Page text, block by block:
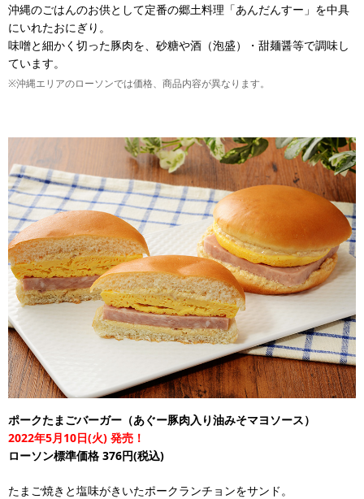
沖縄のごはんのお供として定番の郷土料理「あんだんすー」を中具
にいれたおにぎり。
味噌と細かく切った豚肉を、砂糖や酒（泡盛）・甜麺醤等で調味し
ています。
※沖縄エリアのローソンでは価格、商品内容が異なります。
ポークたまごバーガー（あぐー豚肉入り油みそマヨソース）
2022年5月10日(火) 発売！
ローソン標準価格 376円(税込)
たまご焼きと塩味がきいたポークランチョンをサンド。